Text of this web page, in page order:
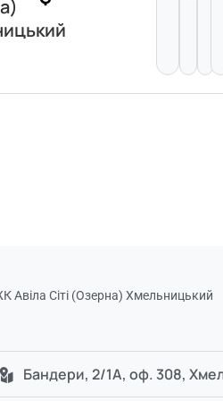
Авіла Сіті (Озерна) Хмельницький
Бандери, 2/1А, оф. 308,